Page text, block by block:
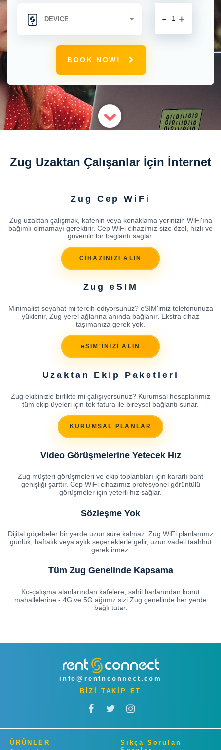
+
-
BOOK NOW!
Zug Uzaktan Çalışanlar İçin İnternet
Zug Cep WiFi
Zug uzaktan çalışmak, kafenin veya konaklama yerinizin WiFi'ına
bağımlı olmamayı gerektirir. Cep WiFi cihazımız size özel, hızlı ve
güvenilir bir bağlantı sağlar.
CİHAZINIZI ALIN
Zug eSIM
Minimalist seyahat mi tercih ediyorsunuz? eSIM'imiz telefonunuza
yüklenir, Zug yerel ağlarına anında bağlanır. Ekstra cihaz
taşımanıza gerek yok.
eSIM'İNİZİ ALIN
Uzaktan Ekip Paketleri
Zug ekibinizle birlikte mi çalışıyorsunuz? Kurumsal hesaplarımız
tüm ekip üyeleri için tek fatura ile bireysel bağlantı sunar.
KURUMSAL PLANLAR
Video Görüşmelerine Yetecek Hız
Zug müşteri görüşmeleri ve ekip toplantıları için kararlı bant
genişliği şarttır. Cep WiFi cihazımız profesyonel görüntülü
görüşmeler için yeterli hız sağlar.
Sözleşme Yok
Dijital göçebeler bir yerde uzun süre kalmaz. Zug WiFi planlarımız
günlük, haftalık veya aylık seçeneklerle gelir, uzun vadeli taahhüt
gerektirmez.
Tüm Zug Genelinde Kapsama
Ko-çalışma alanlarından kafelere, sahil barlarından konut
mahallelerine - 4G ve 5G ağımız sizi Zug genelinde her yerde
bağlı tutar.
info@rentnconnect.com
BİZİ TAKİP ET
ÜRÜNLER
Sıkça Sorulan